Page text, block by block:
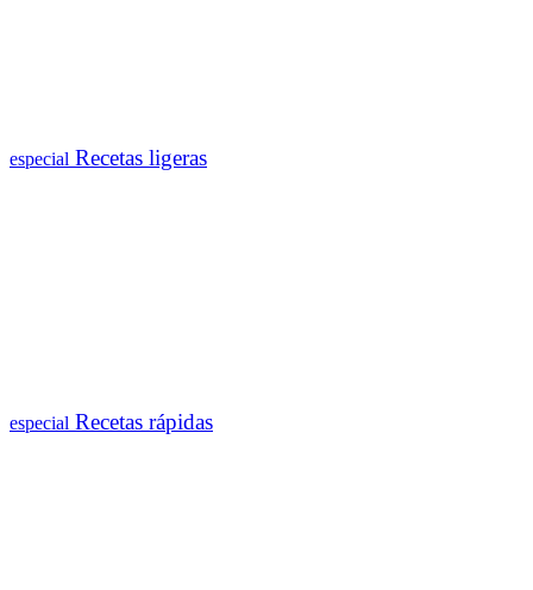
especial Recetas ligeras
especial Recetas rápidas